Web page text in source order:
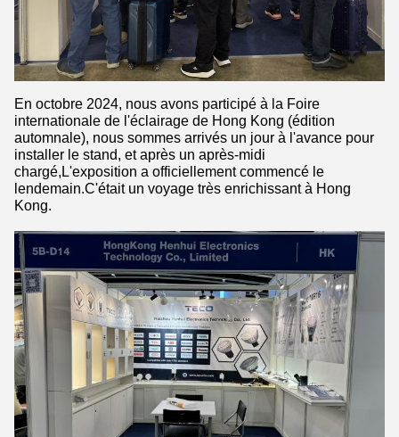
En octobre 2024, nous avons participé à la Foire
internationale de l'éclairage de Hong Kong (édition
automnale), nous sommes arrivés un jour à l'avance pour
installer le stand, et après un après-midi
chargé,L'exposition a officiellement commencé le
lendemain.C'était un voyage très enrichissant à Hong
Kong.